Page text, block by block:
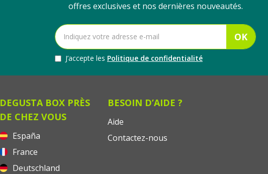
offres exclusives et nos dernières nouveautés.
OK
J’accepte les Politique de confidentialité
DEGUSTA BOX PRÈS
DE CHEZ VOUS
España
France
Deutschland
BESOIN D’AIDE ?
Aide
Contactez-nous